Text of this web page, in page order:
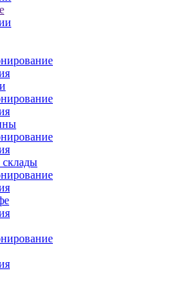
склады